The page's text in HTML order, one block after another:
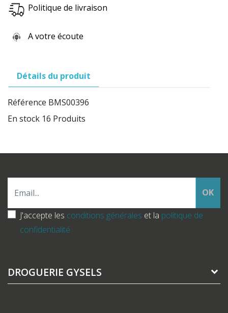
Politique de livraison
A votre écoute
Détails du produit
Référence BMS00396
En stock 16 Produits
OK
J'accepte les conditions générales et la politique de
confidentialité
DROGUERIE GYSELS